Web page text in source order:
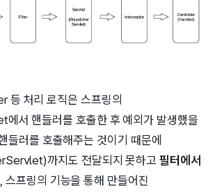
처리 로직은 스프링의
서 핸들러를 호출한 후 예외가 발생했을
들러를 호출해주는 것이기 때문에
까지도 전달되지 못하고필터에서
스프링의 기능을 통해 만들어진